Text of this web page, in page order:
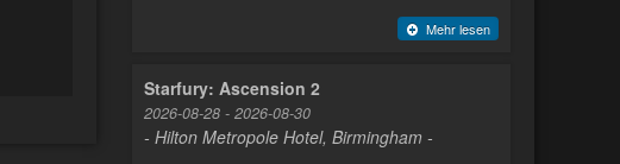
Mehr lesen
Starfury: Ascension 2
2026-08-28 - 2026-08-30
- Hilton Metropole Hotel, Birmingham -